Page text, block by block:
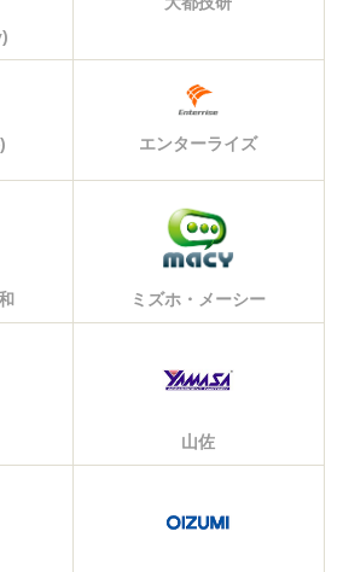
エンターライズ
ミズホ・メーシー
山佐